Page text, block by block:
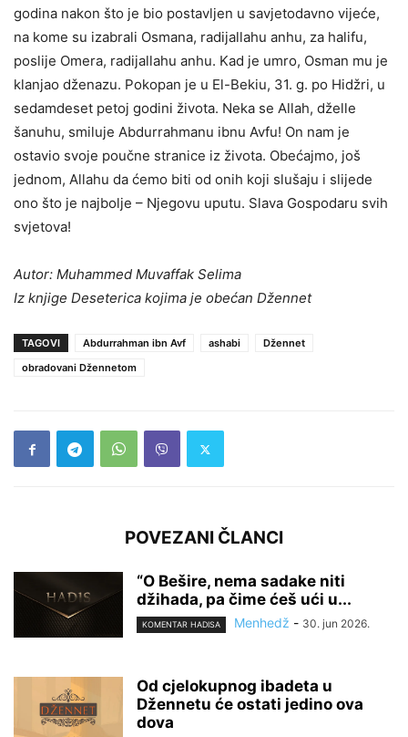
godina nakon što je bio postavljen u savjetodavno vijeće,
na kome su izabrali Osmana, radijallahu anhu, za halifu,
poslije Omera, radijallahu anhu. Kad je umro, Osman mu je
klanjao dženazu. Pokopan je u El-Bekiu, 31. g. po Hidžri, u
sedamdeset petoj godini života. Neka se Allah, dželle
šanuhu, smiluje Abdurrahmanu ibnu Avfu! On nam je
ostavio svoje poučne stranice iz života. Obećajmo, još
jednom, Allahu da ćemo biti od onih koji slušaju i slijede
ono što je najbolje – Njegovu uputu. Slava Gospodaru svih
svjetova!
Autor: Muhammed Muvaffak Selima
Iz knjige Deseterica kojima je obećan Džennet
TAGOVI Abdurrahman ibn Avf ashabi
Džennet
obradovani Džennetom
POVEZANI ČLANCI
“O Bešire, nema sadake niti
džihada, pa čime ćeš ući u...
KOMENTAR HADISA Menhedž - 30. jun 2026.
Od cjelokupnog ibadeta u
Džennetu će ostati jedino ova
dova